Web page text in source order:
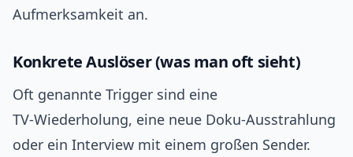
Aufmerksamkeit an.
Konkrete Auslöser (was man oft sieht)
Oft genannte Trigger sind eine
TV‑Wiederholung, eine neue Doku‑Ausstrahlung
oder ein Interview mit einem großen Sender.